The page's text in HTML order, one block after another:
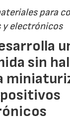
para
y electrónicos
sin